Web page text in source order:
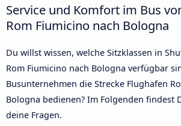
Service und Komfort im Bus
Rom Fiumicino nach Bologna
Du willst wissen, welche Sitzklassen in
Rom Fiumicino nach Bologna verfügbar
Busunternehmen die Strecke Flughafen
Bologna bedienen? Im Folgenden findest
deine Fragen.